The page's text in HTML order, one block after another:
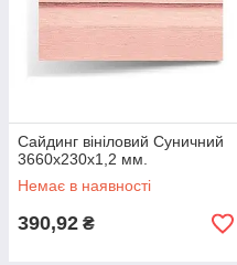
Стійкий до
Упакований за
гофрокартону в
довжина
ширина
в упаковці
Сайдинг вініловий Суничний
3660х230х1,2 мм.
Немає в наявності
390,92 ₴